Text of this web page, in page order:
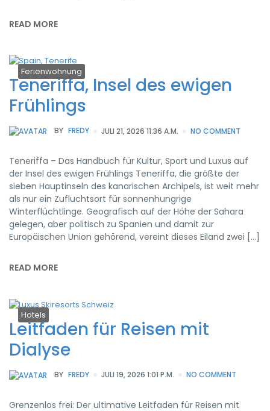
READ MORE
Ferienwohnung
Teneriffa, Insel des ewigen
Frühlings
BY FREDY JULI 21, 2026 11:36 A.M. NO COMMENT
Teneriffa – Das Handbuch für Kultur, Sport und Luxus auf
der Insel des ewigen Frühlings Teneriffa, die größte der
sieben Hauptinseln des kanarischen Archipels, ist weit mehr
als nur ein Zufluchtsort für sonnenhungrige
Winterflüchtlinge. Geografisch auf der Höhe der Sahara
gelegen, aber politisch zu Spanien und damit zur
Europäischen Union gehörend, vereint dieses Eiland zwei […]
READ MORE
Hotels
Leitfaden für Reisen mit
Dialyse
BY FREDY JULI 19, 2026 1:01 P.M. NO COMMENT
Grenzenlos frei: Der ultimative Leitfaden für Reisen mit